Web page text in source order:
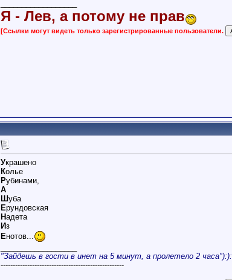
Я - Лев, а потому не прав
[Ссылки могут видеть только зарегистрированные пользователи.
Украшено
Колье
Рубинами,
А
Шуба
Ерундовская
Надета
Из
Енотов...
"Зайдешь в гости в инет на 5 минут, а пролетело 2 часа"):):
---------------------------------------------------